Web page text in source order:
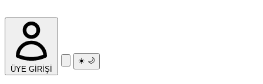
ÜYE GİRİŞİ
☀️ 🌙